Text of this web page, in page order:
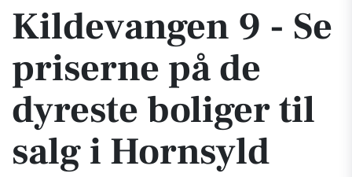
Kildevangen 9 - Se
priserne på de
dyreste boliger til
salg i Hornsyld